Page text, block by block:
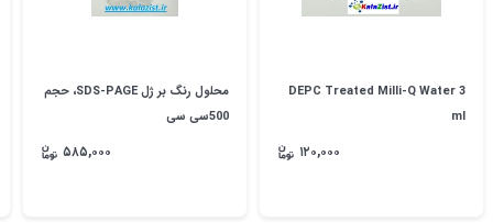
DEPC Treated Milli-Q Water 3
ml
۱۲۰,۰۰۰
محلول رنگ بر ژل SDS-PAGE، حجم
500سی سی
۵۸۵,۰۰۰